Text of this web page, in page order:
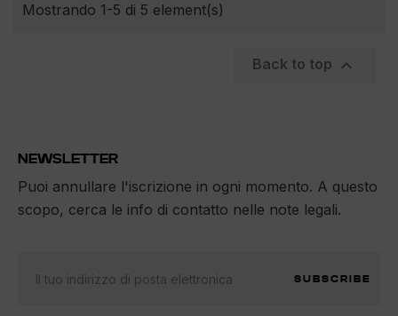
Mostrando 1-5 di 5 element(s)
Back to top 
NEWSLETTER
Puoi annullare l'iscrizione in ogni momento. A questo
scopo, cerca le info di contatto nelle note legali.
SUBSCRIBE